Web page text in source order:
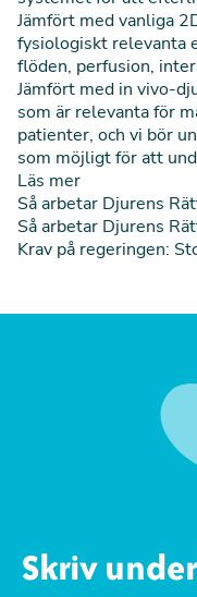
Jämfört med vanliga
fysiologiskt relevanta
flöden, perfusion,
Jämfört med in vivo-
som är relevanta för
patienter, och vi bör
som möjligt för att
Läs mer
Så arbetar Djurens
Så arbetar Djurens
Krav på regeringen:
Skriv